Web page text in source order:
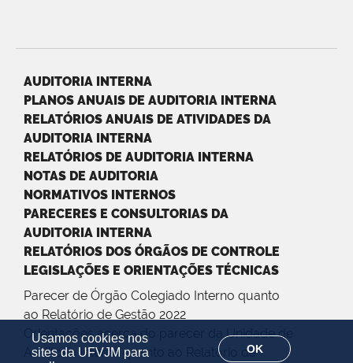
Usamos cookies nos
sites da UFVJM para
OK
AUDITORIA INTERNA
PLANOS ANUAIS DE AUDITORIA INTERNA
RELATÓRIOS ANUAIS DE ATIVIDADES DA
AUDITORIA INTERNA
RELATÓRIOS DE AUDITORIA INTERNA
NOTAS DE AUDITORIA
NORMATIVOS INTERNOS
PARECERES E CONSULTORIAS DA
AUDITORIA INTERNA
RELATÓRIOS DOS ÓRGÃOS DE CONTROLE
LEGISLAÇÕES E ORIENTAÇÕES TÉCNICAS
Parecer de Órgão Colegiado Interno quanto
ao Relatório de Gestão 2022
Orientações acerca do parecer da Unidade de
Auditoria Interna quanto ao Relatório de